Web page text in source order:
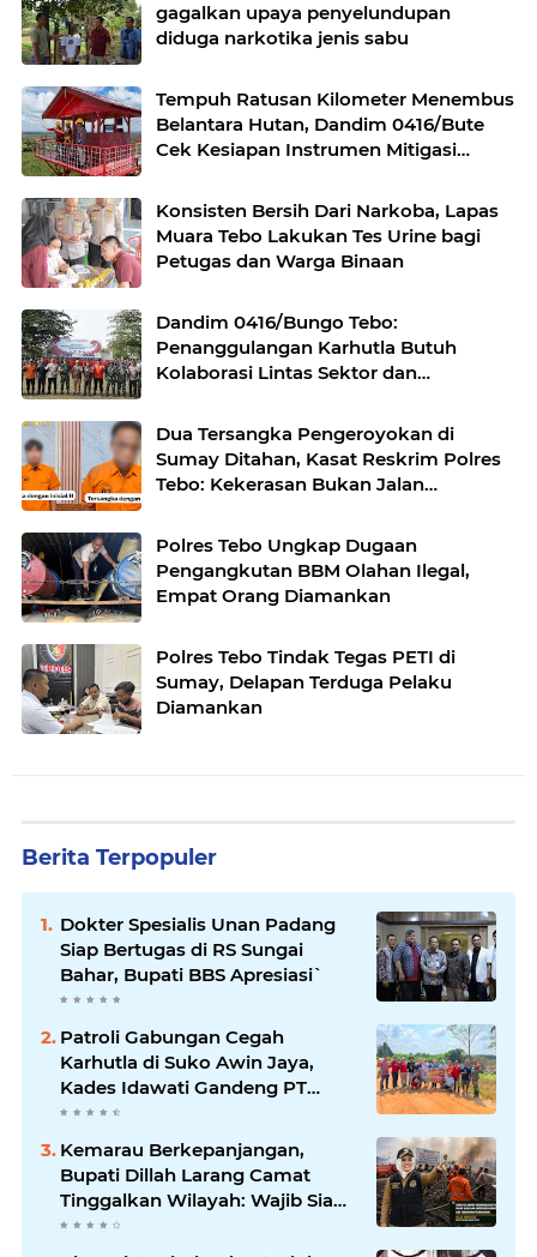
gagalkan upaya penyelundupan
diduga narkotika jenis sabu
Tempuh Ratusan Kilometer Menembus
Belantara Hutan, Dandim 0416/Bute
Cek Kesiapan Instrumen Mitigasi
Konsisten Bersih Dari Narkoba, Lapas
Muara Tebo Lakukan Tes Urine bagi
Petugas dan Warga Binaan
Dandim 0416/Bungo Tebo:
Penanggulangan Karhutla Butuh
Kolaborasi Lintas Sektor dan
Dua Tersangka Pengeroyokan di
Sumay Ditahan, Kasat Reskrim Polres
Tebo: Kekerasan Bukan Jalan
Polres Tebo Ungkap Dugaan
Pengangkutan BBM Olahan Ilegal,
Empat Orang Diamankan
Polres Tebo Tindak Tegas PETI di
Sumay, Delapan Terduga Pelaku
Diamankan
Berita Terpopuler
Dokter Spesialis Unan Padang
Siap Bertugas di RS Sungai
Bahar, Bupati BBS Apresiasi`
Patroli Gabungan Cegah
Karhutla di Suko Awin Jaya,
Kades Idawati Gandeng PT
BBB-S, TNI dan BPD
Kemarau Berkepanjangan,
Bupati Dillah Larang Camat
Tinggalkan Wilayah: Wajib Siaga
Hadapi Karhutla dan Kebakaran
Permukiman